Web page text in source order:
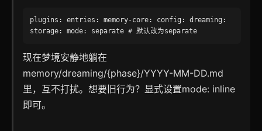
plugins: entries: memory-core: config: dreaming:
storage: mode: separate # 默认改为separate
现在梦境安静地躺在
memory/dreaming/{phase}/YYYY-MM-DD.md
里，互不打扰。想要旧行为？显式设置mode: inline
即可。